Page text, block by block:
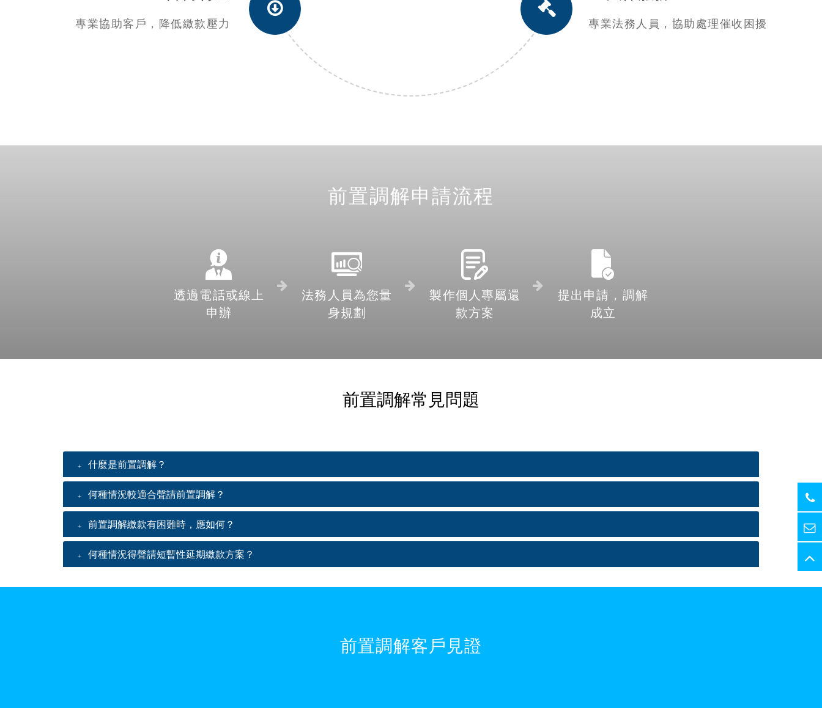
專業協助客戶，降低繳款壓力 專業法務人員，協助處理催收困擾
前置調解申請流程
透過電話或線上
申辦
法務人員為您量
身規劃
製作個人專屬還
款方案
提出申請，調解
成立
前置調解常見問題
什麼是前置調解？
何種情況較適合聲請前置調解？
前置調解繳款有困難時，應如何？
何種情況得聲請短暫性延期繳款方案？
前置調解客戶見證